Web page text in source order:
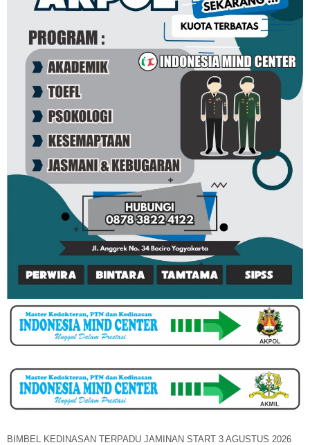
BIMBEL KEDINASAN TERPADU JAMINAN START 3 AGUSTUS 2026